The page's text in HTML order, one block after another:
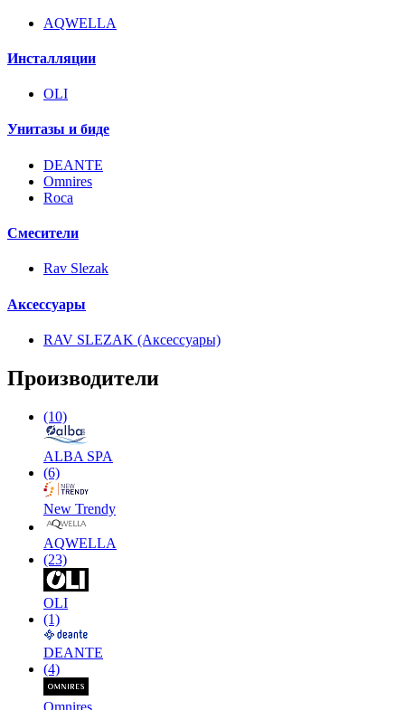
AQWELLA
Инсталляции
OLI
Унитазы и биде
DEANTE
Omnires
Roca
Смесители
Rav Slezak
Аксессуары
RAV SLEZAK (Аксессуары)
Производители
(10)
ALBA SPA
(6)
New Trendy
AQWELLA
(23)
OLI
(1)
DEANTE
(4)
Omnires